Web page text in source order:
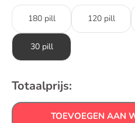
180 pill 120 pill
30 pill
Totaalprijs:
TOEVOEGEN AAN